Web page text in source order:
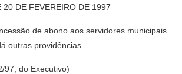
DE FEVEREIRO DE 1997
de abono aos servidores municipais
outras providências.
97, do Executivo)